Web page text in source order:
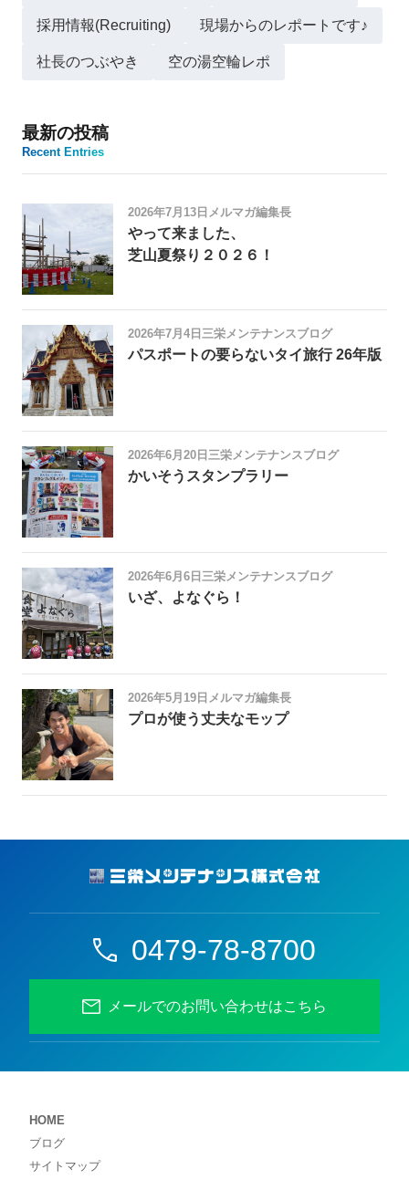
採用情報(Recruiting) 現場からのレポートです♪
社長のつぶやき 空の湯空輪レポ
最新の投稿
Recent Entries
2026年7月13日 メルマガ編集長
やって来ました、
芝山夏祭り２０２６！
2026年7月4日 三栄メンテナンスブログ
パスポートの要らないタイ旅行 26年版
2026年6月20日 三栄メンテナンスブログ
かいそうスタンプラリー
2026年6月6日 三栄メンテナンスブログ
いざ、よなぐら！
2026年5月19日 メルマガ編集長
プロが使う丈夫なモップ
0479-78-8700
メールでのお問い合わせはこちら
HOME
ブログ
サイトマップ